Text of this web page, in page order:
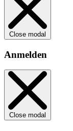
Close modal
Anmelden
Close modal